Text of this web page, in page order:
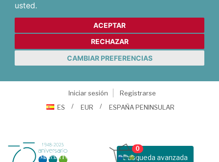
usted.
ACEPTAR
RECHAZAR
CAMBIAR PREFERENCIAS
Iniciar sesión
Registrarse
ES
EUR ESPAÑA PENINSULAR
Busqueda avanzada
0